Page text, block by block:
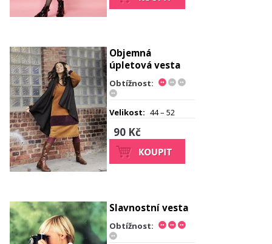
Objemná
úpletová vesta
Obtížnost:
Velikost: 44 – 52
90 Kč
Slavnostní vesta
Obtížnost: